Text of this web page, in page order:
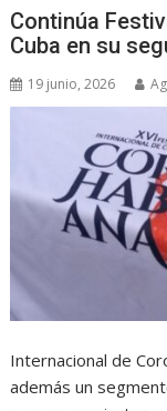
Continúa
Cuba en su
19 junio, 2026
Internacional de
además un